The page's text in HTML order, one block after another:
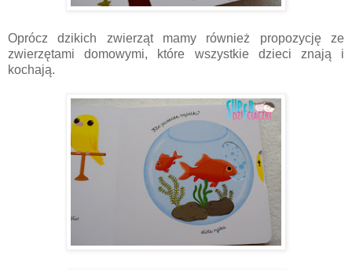
Oprócz dzikich zwierząt mamy również propozycję ze
zwierzętami domowymi, które wszystkie dzieci znają i
kochają.